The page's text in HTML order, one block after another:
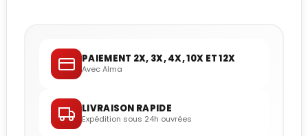
PAIEMENT 2X, 3X, 4X, 10X ET 12X
Avec Alma
LIVRAISON RAPIDE
Expédition sous 24h ouvrées